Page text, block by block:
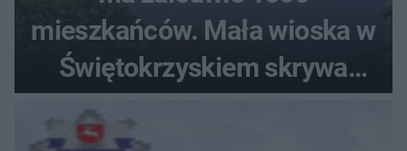
mieszkańców. Mała wioska w
Świętokrzyskiem skrywa
zabytki, bywał tu nawet król